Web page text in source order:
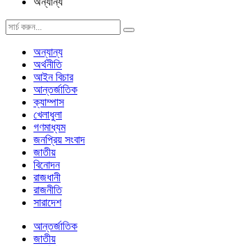
অন্যান্য
অর্থনীতি
আইন বিচার
আন্তর্জাতিক
ক্যাম্পাস
খেলাধুলা
গণমাধ্যম
জনপ্রিয় সংবাদ
জাতীয়
বিনোদন
রাজধানী
রাজনীতি
সারাদেশ
আন্তর্জাতিক
জাতীয়